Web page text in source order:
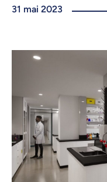
31 mai 2023